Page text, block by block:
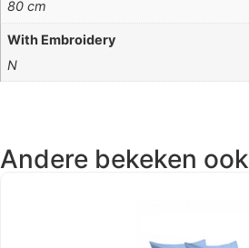
80 cm
With Embroidery
N
Andere bekeken ook